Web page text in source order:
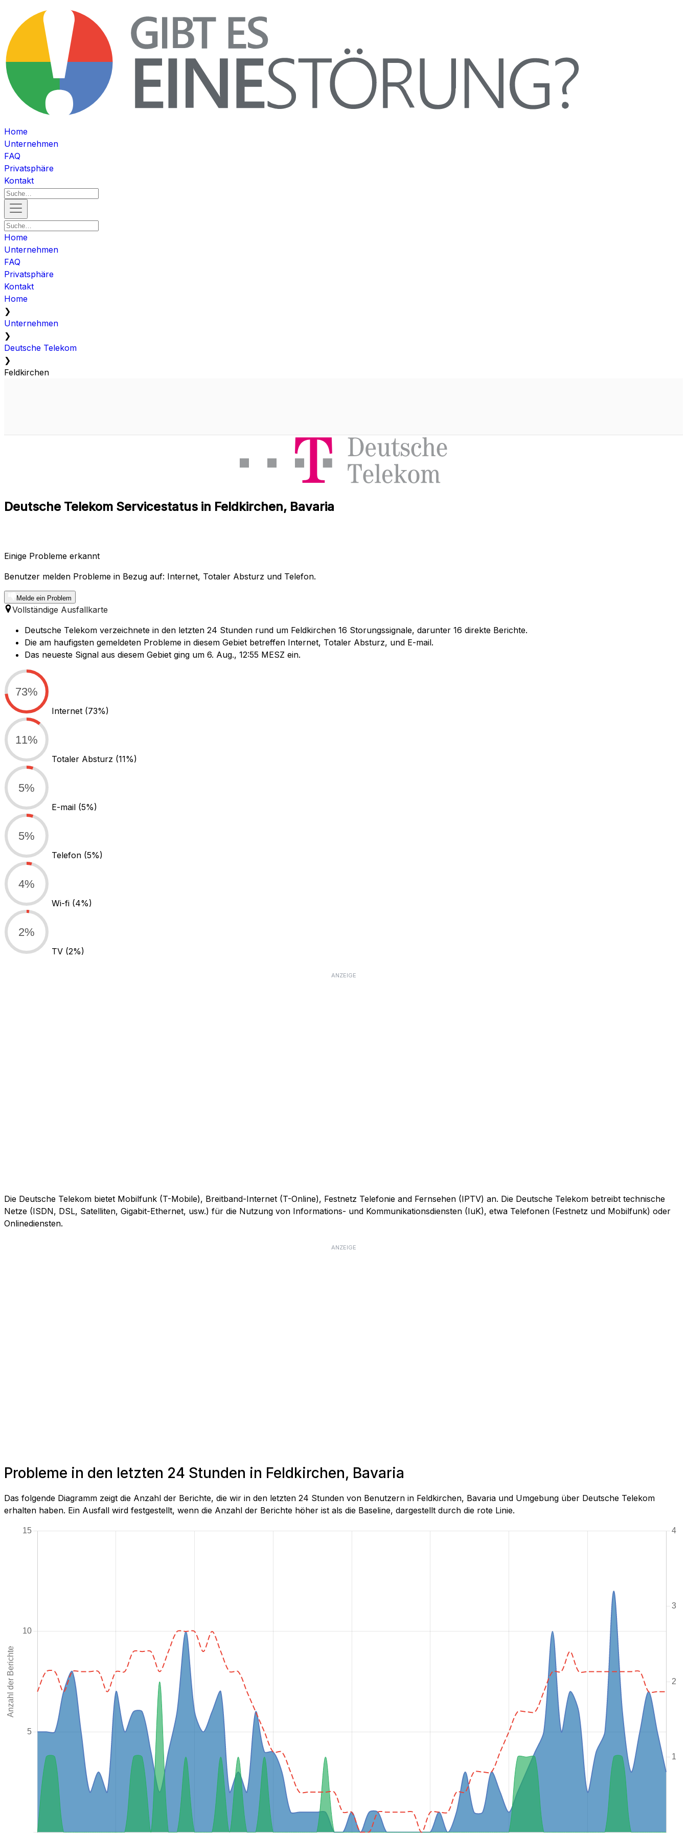
Home
Unternehmen
FAQ
Privatsphäre
Kontakt
Home
Unternehmen
FAQ
Privatsphäre
Kontakt
Home
❯
Unternehmen
❯
Deutsche Telekom
❯
Feldkirchen
Deutsche Telekom Servicestatus in Feldkirchen, Bavaria
Einige Probleme erkannt
Benutzer melden Probleme in Bezug auf: Internet, Totaler Absturz und Telefon.
Melde ein Problem
Vollständige Ausfallkarte
Deutsche Telekom verzeichnete in den letzten 24 Stunden rund um Feldkirchen 16 Storungssignale, darunter 16 direkte Berichte.
Die am haufigsten gemeldeten Probleme in diesem Gebiet betreffen Internet, Totaler Absturz, und E-mail.
Das neueste Signal aus diesem Gebiet ging um 6. Aug., 12:55 MESZ ein.
73%
Internet (73%)
11%
Totaler Absturz (11%)
5%
E-mail (5%)
5%
Telefon (5%)
4%
Wi-fi (4%)
2%
TV (2%)
ANZEIGE
Die Deutsche Telekom bietet Mobilfunk (T-Mobile), Breitband-Internet (T-Online), Festnetz Telefonie and Fernsehen (IPTV) an. Die Deutsche Telekom betreibt technische
Netze (ISDN, DSL, Satelliten, Gigabit-Ethernet, usw.) für die Nutzung von Informations- und Kommunikationsdiensten (IuK), etwa Telefonen (Festnetz und Mobilfunk) oder
Onlinediensten.
ANZEIGE
Probleme in den letzten 24 Stunden in Feldkirchen, Bavaria
Das folgende Diagramm zeigt die Anzahl der Berichte, die wir in den letzten 24 Stunden von Benutzern in Feldkirchen, Bavaria und Umgebung über Deutsche Telekom
erhalten haben. Ein Ausfall wird festgestellt, wenn die Anzahl der Berichte höher ist als die Baseline, dargestellt durch die rote Linie.